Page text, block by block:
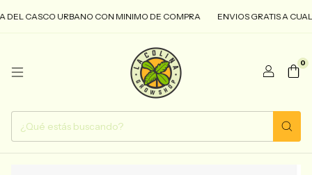
URBANO CON MINIMO DE COMPRA ENVIOS GRATIS A
0